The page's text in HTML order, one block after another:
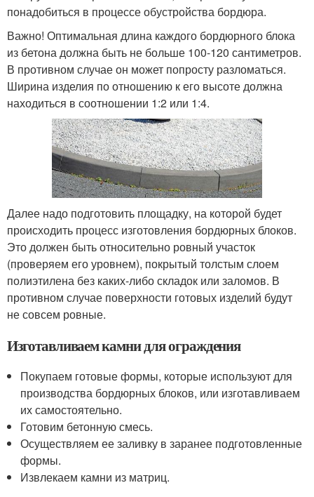
понадобиться в процессе обустройства бордюра.
Важно! Оптимальная длина каждого бордюрного блока
из бетона должна быть не больше 100-120 сантиметров.
В противном случае он может попросту разломаться.
Ширина изделия по отношению к его высоте должна
находиться в соотношении 1:2 или 1:4.
Далее надо подготовить площадку, на которой будет
происходить процесс изготовления бордюрных блоков.
Это должен быть относительно ровный участок
(проверяем его уровнем), покрытый толстым слоем
полиэтилена без каких-либо складок или заломов. В
противном случае поверхности готовых изделий будут
не совсем ровные.
Изготавливаем камни для ограждения
Покупаем готовые формы, которые используют для
производства бордюрных блоков, или изготавливаем
их самостоятельно.
Готовим бетонную смесь.
Осуществляем ее заливку в заранее подготовленные
формы.
Извлекаем камни из матриц.